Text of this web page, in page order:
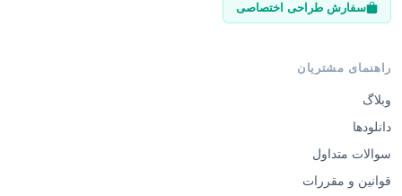
سفارش طراحی اختصاصی
راهنمای مشتریان
وبلاگ
دانلودها
سوالات متداول
قوانین و مقررات